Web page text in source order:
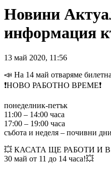
Новини
информация
13 май 2020, 11:56
📣 На 14 май отваряме
❗️НОВО РАБОТНО ВРЕМЕ❗️
понеделник-петък
11:00 – 14:00 часа
17:00 – 19:00 часа
събота и неделя – почивни дни
💥 КАСАТА ЩЕ РАБОТИ И
30 май от 11 до 14 часа!💥